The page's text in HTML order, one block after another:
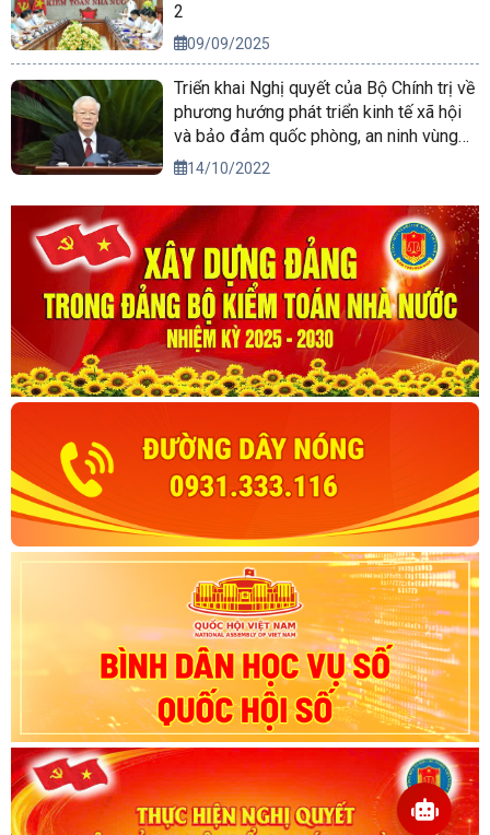
2
09/09/2025
Triển khai Nghị quyết của Bộ Chính trị về
phương hướng phát triển kinh tế xã hội
và bảo đảm quốc phòng, an ninh vùng
Tây Nguyên đến năm 2030, tầm nhìn
14/10/2022